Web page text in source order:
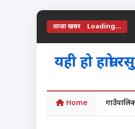
ताजा खबर Loading...
यही हो हाम्रो
Home